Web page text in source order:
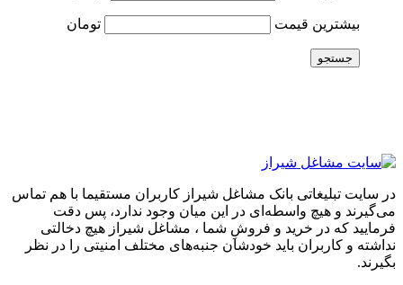
بیشترین قیمت تومان
جستجو
در سایت تبلیغاتی بانک مشاغل شیراز کاربران مستقیما با هم تماس
می‌گیرند و هیچ واسطه‌ای در این میان وجود ندارد، پس دقت
فرمایید که در خرید و فروشِ شما ، مشاغل شیراز هیچ دخالتی
نداشته و کاربران باید خودشان جنبه‌های مختلف امنیتی را در نظر
بگیرند.